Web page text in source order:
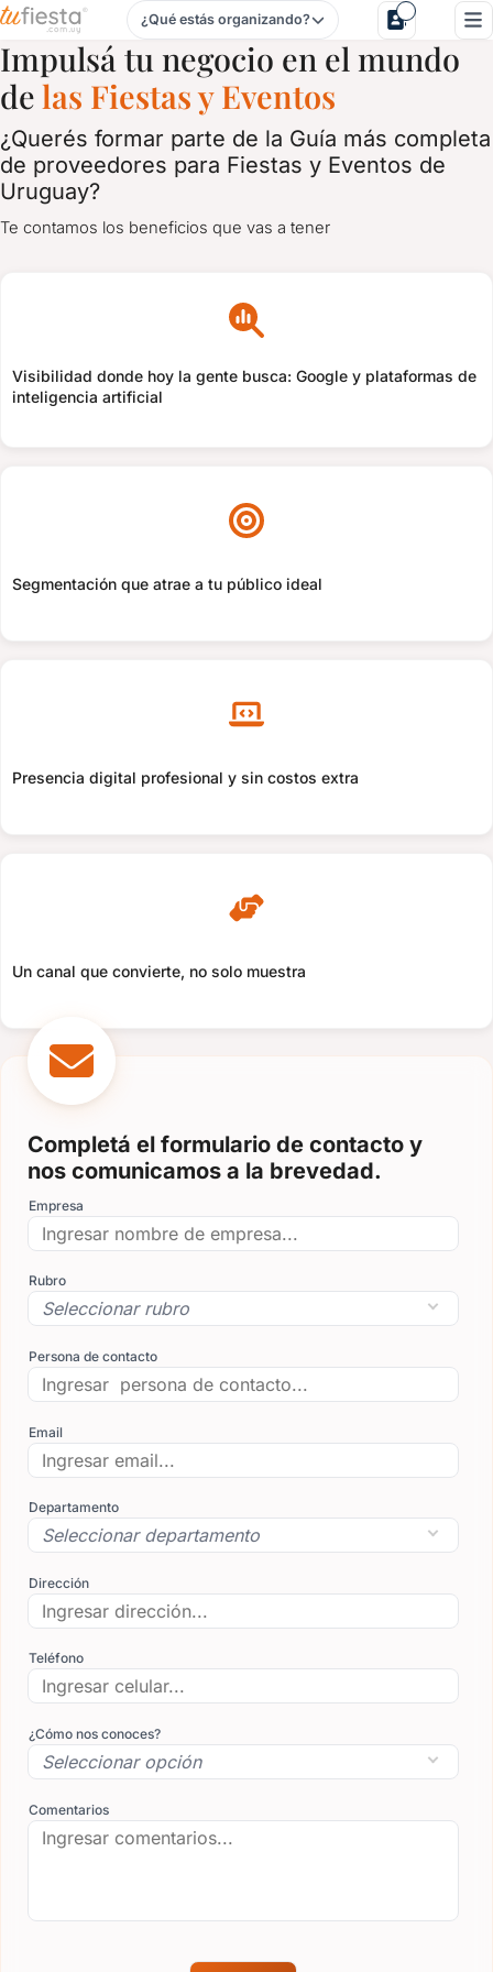
Registro de proveedores
¿Qué estás organizando?
Impulsá tu negocio en el mundo
delas Fiestas y Eventos
¿Querés formar parte de la Guía más completa
de proveedores para Fiestas y Eventos de
Uruguay?
Te contamos los beneficios que vas a tener
Visibilidad donde hoy la gente busca: Google y plataformas de
inteligencia artificial
Segmentación que atrae a tu público ideal
Presencia digital profesional y sin costos extra
Un canal que convierte, no solo muestra
Completá el formulario de contacto y
nos comunicamos a la brevedad.
Empresa
Rubro
Persona de contacto
Email
Departamento
Dirección
Teléfono
¿Cómo nos conoces?
Comentarios